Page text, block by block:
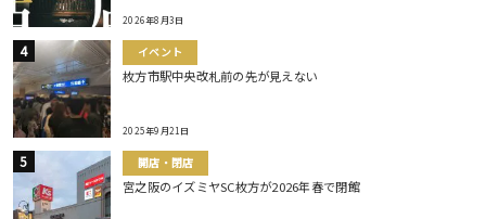
2026年8月3日
イベント
枚方市駅中央改札前の先が見えない
2025年9月21日
開店・閉店
宮之阪のイズミヤSC枚方が2026年春で閉館